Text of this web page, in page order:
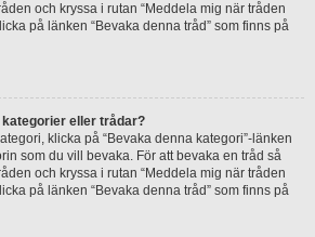
och kryssa i rutan “Meddela mig när tråden
på länken “Bevaka denna tråd” som finns på
eller trådar?
klicka på “Bevaka denna kategori”-länken
som du vill bevaka. För att bevaka en tråd så
och kryssa i rutan “Meddela mig när tråden
på länken “Bevaka denna tråd” som finns på